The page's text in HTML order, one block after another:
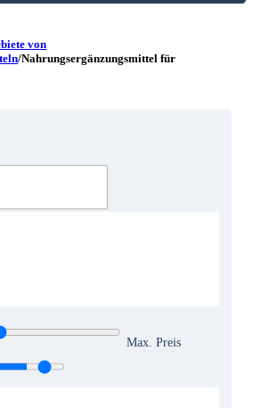
von
/Nahrungsergänzungsmittel für
Max. Preis